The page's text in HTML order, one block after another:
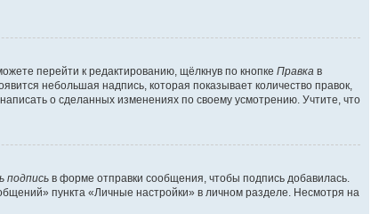
перейти к редактированию, щёлкнув по кнопке Правка в
небольшая надпись, которая показывает количество правок,
о сделанных изменениях по своему усмотрению. Учтите, что
подпись в форме отправки сообщения, чтобы подпись добавилась.
пункта «Личные настройки» в личном разделе. Несмотря на